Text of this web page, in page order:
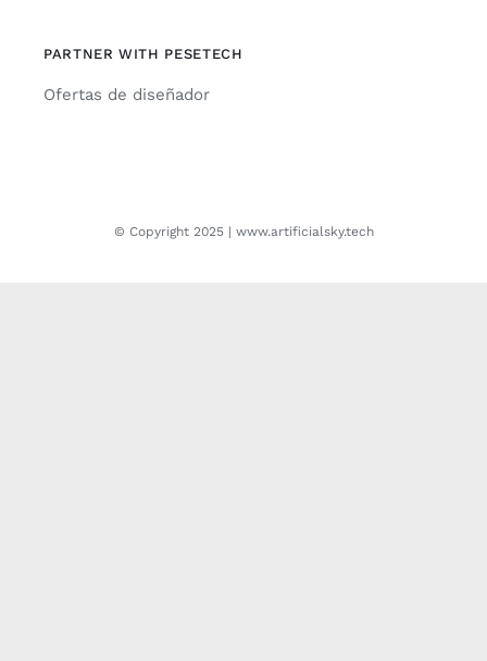
PARTNER WITH PESETECH
Ofertas de diseñador
© Copyright 2025 | www.artificialsky.tech